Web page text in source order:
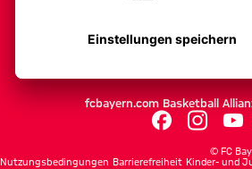
fcbayern.com Basketball
© FC
Nutzungsbedingungen Barrierefreiheit Kinder- und